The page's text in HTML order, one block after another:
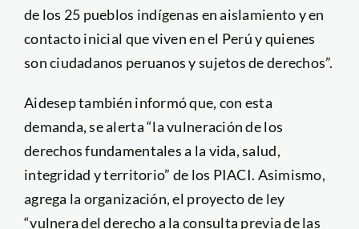
de los 25 pueblos indígenas en aislamiento y en
contacto inicial que viven en el Perú y quienes
son ciudadanos peruanos y sujetos de derechos”.
Aidesep también informó que, con esta
demanda, se alerta “la vulneración de los
derechos fundamentales a la vida, salud,
integridad y territorio” de los PIACI. Asimismo,
agrega la organización, el proyecto de ley
“vulnera del derecho a la consulta previa de las